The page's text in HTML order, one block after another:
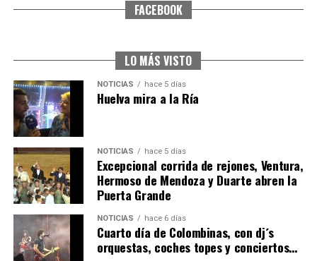
SEXTA CORRIDA DE LAS FIESTAS COLOMBINAS
6º DÍA DE LAS FIESTAS COLOMBINAS 2026
hace 4 días Huelvatv
FACEBOOK
LO MÁS VISTO
NOTICIAS hace 5 días
Huelva mira a la Ría
NOTICIAS hace 5 días
Excepcional corrida de rejones, Ventura,
Hermoso de Mendoza y Duarte abren la
Puerta Grande
NOTICIAS hace 6 días
Cuarto día de Colombinas, con dj´s
orquestas, coches topes y conciertos…